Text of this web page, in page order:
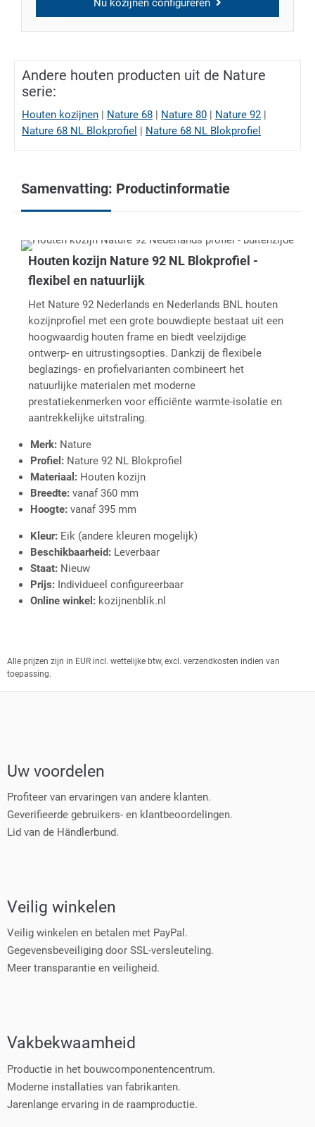
Nu kozijnen configureren
Andere houten producten uit de Nature
serie:
Houten kozijnen | Nature 68 | Nature 80 | Nature 92 |
Nature 68 NL Blokprofiel | Nature 68 NL Blokprofiel
Samenvatting: Productinformatie
Houten kozijn Nature 92 NL Blokprofiel -
flexibel en natuurlijk
Het Nature 92 Nederlands en Nederlands BNL houten
kozijnprofiel met een grote bouwdiepte bestaat uit een
hoogwaardig houten frame en biedt veelzijdige
ontwerp- en uitrustingsopties. Dankzij de flexibele
beglazings- en profielvarianten combineert het
natuurlijke materialen met moderne
prestatiekenmerken voor efficiënte warmte-isolatie en
aantrekkelijke uitstraling.
Merk: Nature
Profiel: Nature 92 NL Blokprofiel
Materiaal: Houten kozijn
Breedte: vanaf 360 mm
Hoogte: vanaf 395 mm
Kleur: Eik (andere kleuren mogelijk)
Beschikbaarheid: Leverbaar
Staat: Nieuw
Prijs: Individueel configureerbaar
Online winkel: kozijnenblik.nl
Alle prijzen zijn in EUR incl. wettelijke btw, excl. verzendkosten indien van
toepassing.
Uw voordelen
Profiteer van ervaringen van andere klanten.
Geverifieerde gebruikers- en klantbeoordelingen.
Lid van de Händlerbund.
Veilig winkelen
Veilig winkelen en betalen met PayPal.
Gegevensbeveiliging door SSL-versleuteling.
Meer transparantie en veiligheid.
Vakbekwaamheid
Productie in het bouwcomponentencentrum.
Moderne installaties van fabrikanten.
Jarenlange ervaring in de raamproductie.